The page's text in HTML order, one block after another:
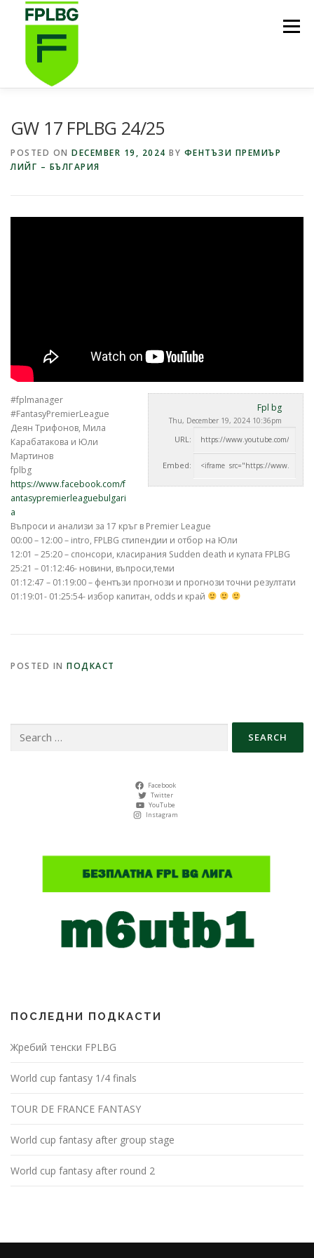
Menu
ФУТБОЛНА СТИПЕНДИЯ FPL BG
GW 17 FPLBG 24/25
POSTED ON DECEMBER 19, 2024 BY ФЕНТЪЗИ ПРЕМИЪР
ЛИЙГ – БЪЛГАРИЯ
Fpl bg
Thu, December 19, 2024 10:36pm
URL:
Embed:
#fplmanager
#FantasyPremierLeague
Деян Трифонов, Мила
Карабатакова и Юли
Мартинов
fplbg
https://www.facebook.com/f
antasypremierleaguebulgari
a
Въпроси и анализи за 17 кръг в Premier League
00:00 – 12:00 – intro, FPLBG стипендии и отбор на Юли
12:01 – 25:20 – спонсори, класирания Sudden death и купата FPLBG
25:21 – 01:12:46- новини, въпроси,теми
01:12:47 – 01:19:00 – фентъзи прогнози и прогнози точни резултати
01:19:01- 01:25:54- избор капитан, odds и край
POSTED IN ПОДКАСТ
for:
Facebook
Twitter
YouTube
Instagram
ПОСЛЕДНИ ПОДКАСТИ
Жребий тенски FPLBG
World cup fantasy 1/4 finals
TOUR DE FRANCE FANTASY
World cup fantasy after group stage
World cup fantasy after round 2